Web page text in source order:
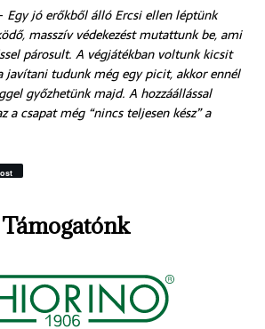
Egy jó erőkből álló Ercsi ellen léptünk
masszív védekezést mutattunk be, ami
párosult. A végjátékban voltunk kicsit
javítani tudunk még egy picit, akkor ennél
győzhetünk majd. A hozzáállással
a csapat még “nincs teljesen kész” a
Támogatónk